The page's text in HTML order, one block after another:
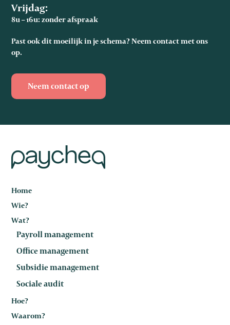
Vrijdag:
8u – 16u: zonder afspraak
Past ook dit moeilijk in je schema? Neem contact met ons
op.
Neem contact op
Home
Wie?
Wat?
Payroll management
Office management
Subsidie management
Sociale audit
Hoe?
Waarom?